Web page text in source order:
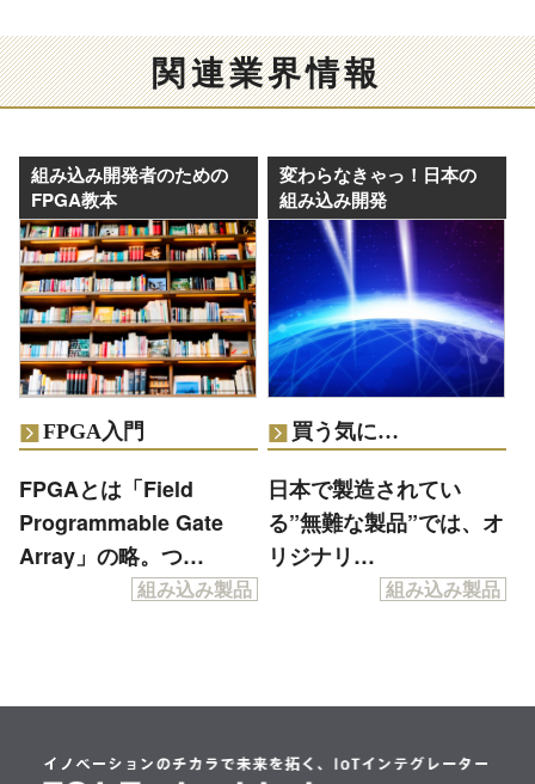
関連業界情報
組み込み開発者のための
FPGA教本
FPGA入門
FPGAとは「Field
Programmable Gate
Array」の略。つ…
組み込み製品
変わらなきゃっ！日本の
組み込み開発
買う気に…
日本で製造されてい
る”無難な製品”では、オ
リジナリ…
組み込み製品